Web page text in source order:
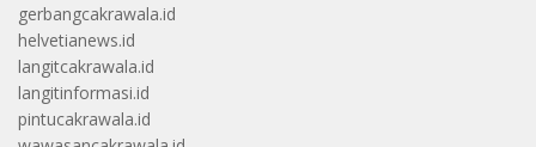
gerbangcakrawala.id
helvetianews.id
langitcakrawala.id
langitinformasi.id
pintucakrawala.id